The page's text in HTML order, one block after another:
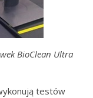
BioClean Ultra
testów